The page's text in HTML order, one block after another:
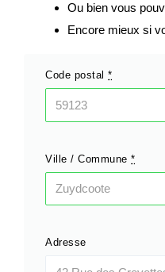
Ou bien vous
Encore mieux si
Code postal *
Ville / Commune *
Adresse